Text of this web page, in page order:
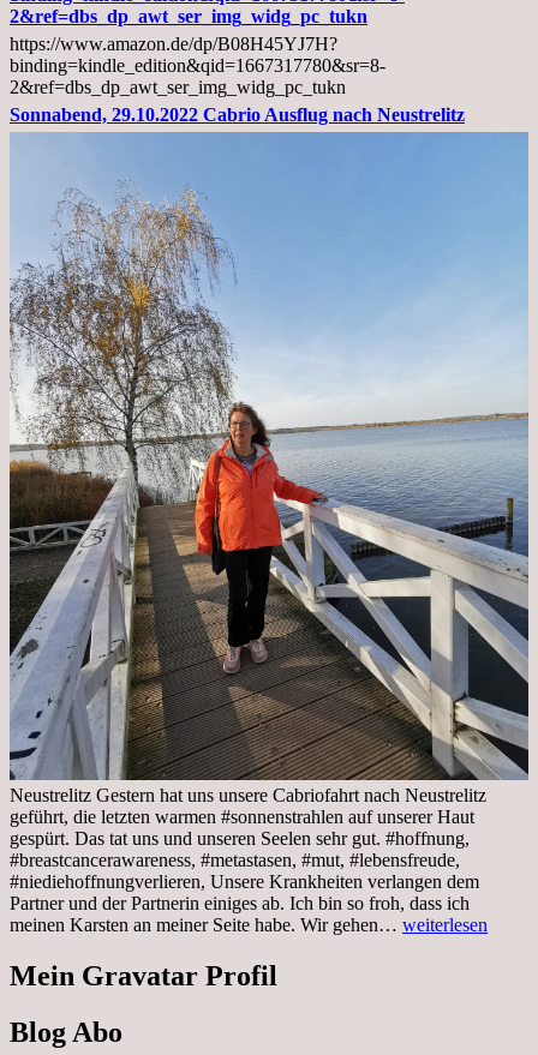
und
Diagnose
Lebermetastasen
2&ref=dbs_dp_awt_ser_img_widg_pc_tukn
https://www.amazon.de/dp/B08H45YJ7H?
binding=kindle_edition&qid=1667317780&sr=8-
2&ref=dbs_dp_awt_ser_img_widg_pc_tukn
Sonnabend, 29.10.2022 Cabrio Ausflug nach Neustrelitz
Neustrelitz Gestern hat uns unsere Cabriofahrt nach Neustrelitz
geführt, die letzten warmen #sonnenstrahlen auf unserer Haut
gespürt. Das tat uns und unseren Seelen sehr gut. #hoffnung,
#breastcancerawareness, #metastasen, #mut, #lebensfreude,
#niediehoffnungverlieren, Unsere Krankheiten verlangen dem
Partner und der Partnerin einiges ab. Ich bin so froh, dass ich
meinen Karsten an meiner Seite habe. Wir gehen… Sonnabend,
weiterlesen
Mein Gravatar Profil
Blog Abo